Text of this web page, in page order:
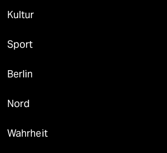
Kultur
Sport
Berlin
Nord
Wahrheit